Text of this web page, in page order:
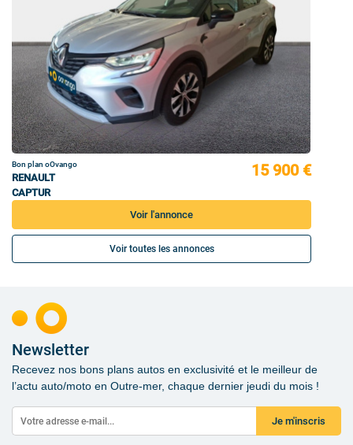
Bon plan oOvango
RENAULT
CAPTUR
15 900 €
Voir l'annonce
Voir toutes les annonces
Newsletter
Recevez nos bons plans autos en exclusivité et le meilleur de
l’actu auto/moto en Outre-mer, chaque dernier jeudi du mois !
Je m'inscris